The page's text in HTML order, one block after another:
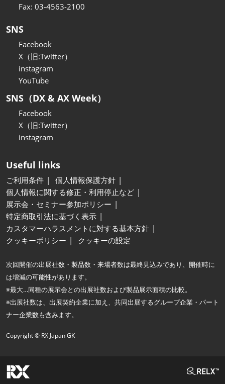
Fax: 03-4563-2100
SNS
Facebook
X（旧:Twitter）
instagram
YouTube
SNS（DX & AX Week）
Facebook
X（旧:Twitter）
instagram
Useful links
ご利用条件
個人情報保護方針
個人情報に関する修正・利用停止など
展示会・セミナー参加ポリシー
特定商取引法に基づく表示
カスタマーハラスメントに対する基本方針
クッキーポリシー
クッキーの設定
次回開催の出展社数・製品数・来場者数は最終見込みであり、開催時に
は増減の可能性があります。
※最大…同種の展示会との出展社数および製品展示面積の比較。
※出展社数は、出展契約企業に加え、共同出展するグループ企業・パート
ナー企業数も含みます。
Copyright © RX Japan GK